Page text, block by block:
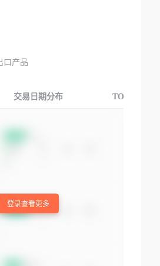
口产品
交易日期分布 TOP3交易国
登录查看更多